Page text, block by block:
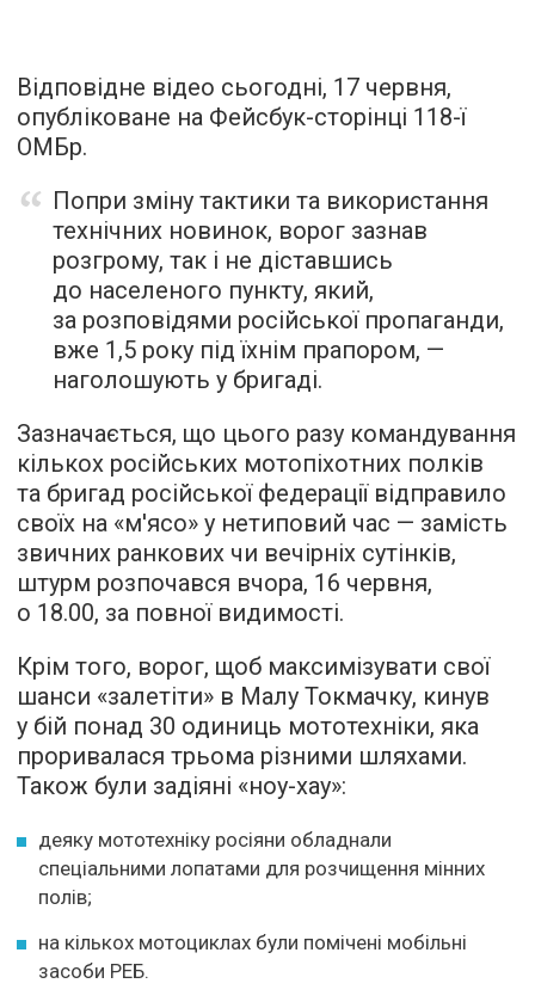
Відповідне відео сьогодні, 17 червня,
опубліковане на Фейсбук-сторінці 118-ї
ОМБр.
Попри зміну тактики та використання
технічних новинок, ворог зазнав
розгрому, так і не діставшись
до населеного пункту, який,
за розповідями російської пропаганди,
вже 1,5 року під їхнім прапором, —
наголошують у бригаді.
Зазначається, що цього разу командування
кількох російських мотопіхотних полків
та бригад російської федерації відправило
своїх на «м'ясо» у нетиповий час — замість
звичних ранкових чи вечірніх сутінків,
штурм розпочався вчора, 16 червня,
о 18.00, за повної видимості.
Крім того, ворог, щоб максимізувати свої
шанси «залетіти» в Малу Токмачку, кинув
у бій понад 30 одиниць мототехніки, яка
проривалася трьома різними шляхами.
Також були задіяні «ноу-хау»:
деяку мототехніку росіяни обладнали
спеціальними лопатами для розчищення мінних
полів;
на кількох мотоциклах були помічені мобільні
засоби РЕБ.